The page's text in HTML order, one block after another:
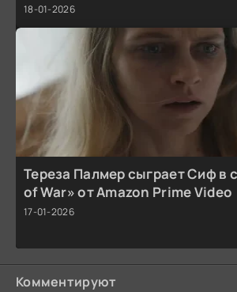
18-01-2026
Тереза Палмер сыграет Сиф в
of War» от Amazon Prime Video
17-01-2026
Комментируют